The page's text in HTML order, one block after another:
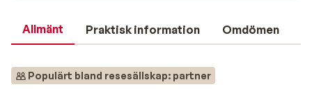
Allmänt Praktisk information Omdömen
Populärt bland resesällskap: partner